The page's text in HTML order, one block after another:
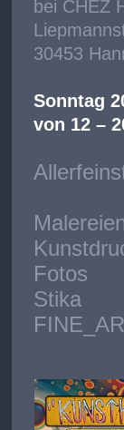
bei CHEZ
30453
Sonntag
von 12 –
Fotos
Stika